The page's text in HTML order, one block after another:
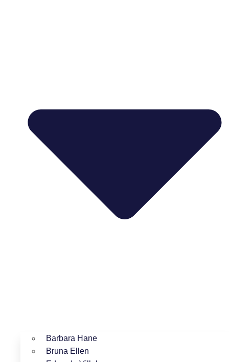
Barbara Hane
Bruna Ellen